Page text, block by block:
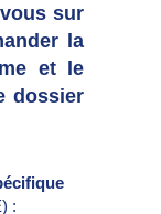
sur
la
et le
dossier
: